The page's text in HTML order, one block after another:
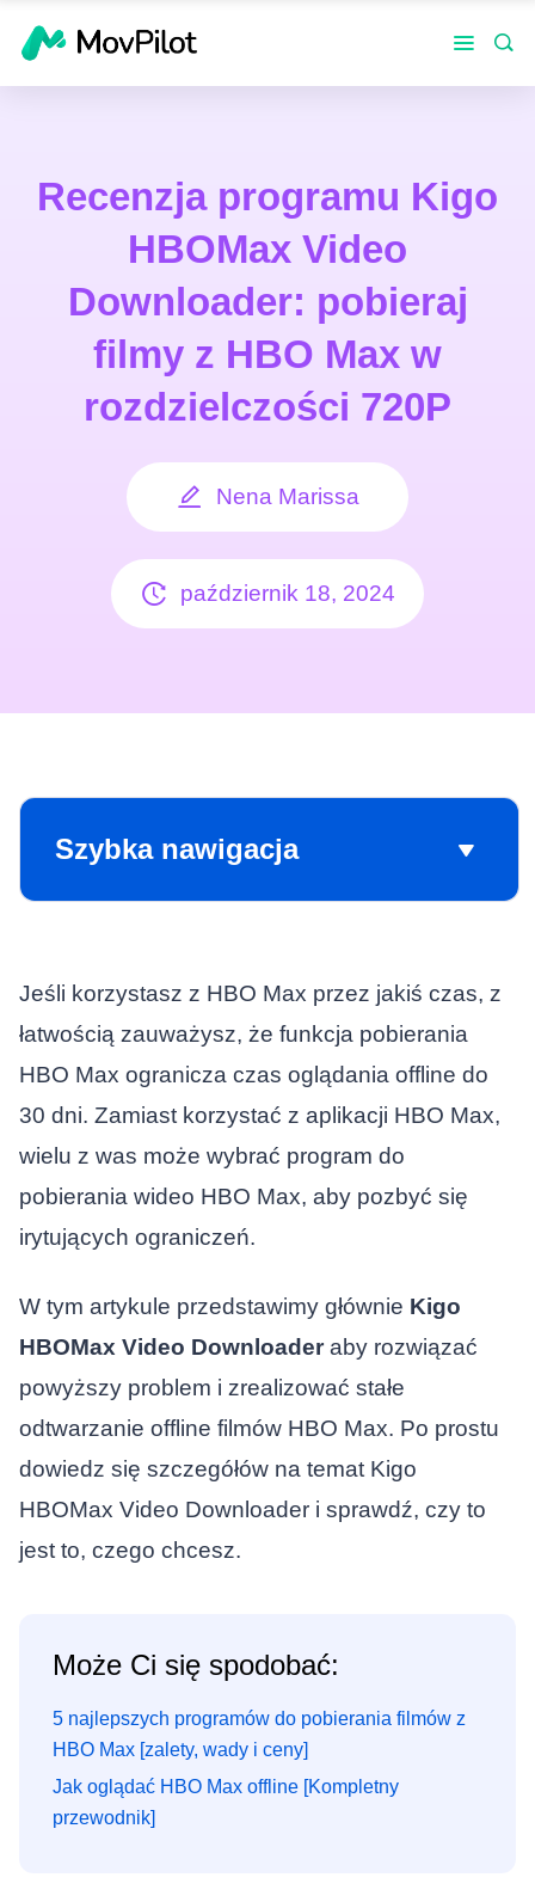
Recenzja programu Kigo
HBOMax Video
Downloader: pobieraj
filmy z HBO Max w
rozdzielczości 720P
Nena Marissa
październik 18, 2024
Szybka nawigacja
Jeśli korzystasz z HBO Max przez jakiś czas, z
łatwością zauważysz, że funkcja pobierania
HBO Max ogranicza czas oglądania offline do
30 dni. Zamiast korzystać z aplikacji HBO Max,
wielu z was może wybrać program do
pobierania wideo HBO Max, aby pozbyć się
irytujących ograniczeń.
W tym artykule przedstawimy głównie Kigo
HBOMax Video Downloaderaby rozwiązać
powyższy problem i zrealizować stałe
odtwarzanie offline filmów HBO Max. Po prostu
dowiedz się szczegółów na temat Kigo
HBOMax Video Downloader i sprawdź, czy to
jest to, czego chcesz.
Może Ci się spodobać:
5 najlepszych programów do pobierania filmów z
HBO Max [zalety, wady i ceny]
Jak oglądać HBO Max offline [Kompletny
przewodnik]